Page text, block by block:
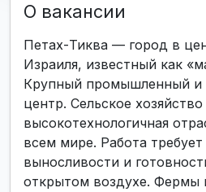
О вакансии
Петах-Тиква — город в
Израиля, известный как
Крупный промышленный и
центр. Сельское
высокотехнологичная
всем мире. Работа
выносливости и
открытом воздухе. Фермы